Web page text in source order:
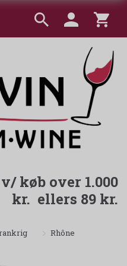
køb over 1.000
kr. ellers 89 kr.
Rhône